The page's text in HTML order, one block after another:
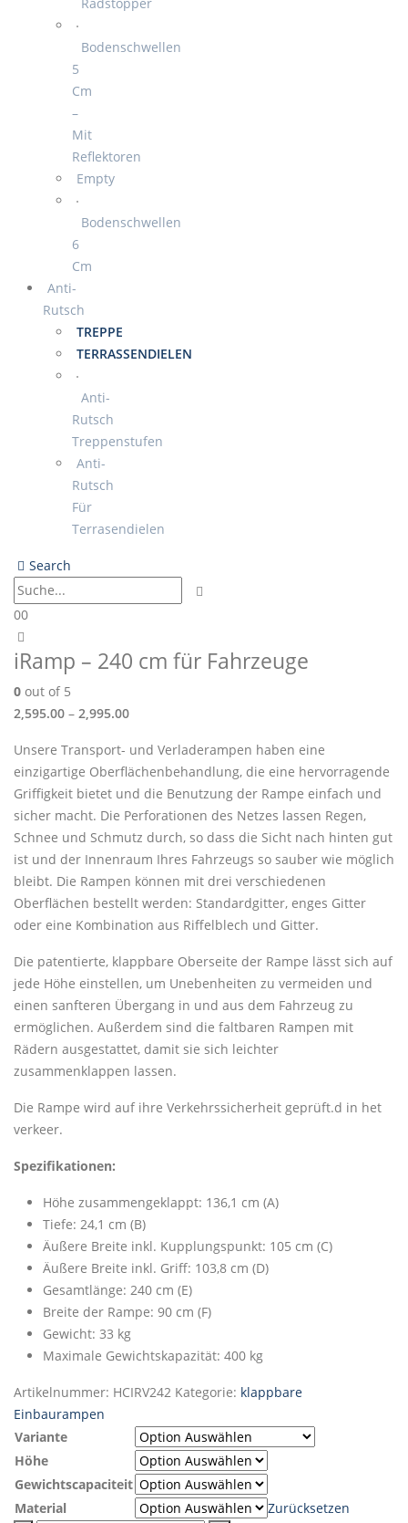
Bodenschwellen
5
Cm
–
Mit
Reflektoren
Empty
Bodenschwellen
6
Cm
Anti-
Rutsch
TREPPE
TERRASSENDIELEN
Anti-
Rutsch
Treppenstufen
Anti-
Rutsch
Für
Terrasendielen
Search
00
iRamp – 240 cm für Fahrzeuge
0 out of 5
2,595.00 – 2,995.00Preisspanne:
bis
€2,995.00
Unsere Transport- und Verladerampen haben eine
einzigartige Oberflächenbehandlung, die eine hervorragende
Griffigkeit bietet und die Benutzung der Rampe einfach und
sicher macht. Die Perforationen des Netzes lassen Regen,
Schnee und Schmutz durch, so dass die Sicht nach hinten gut
ist und der Innenraum Ihres Fahrzeugs so sauber wie möglich
bleibt. Die Rampen können mit drei verschiedenen
Oberflächen bestellt werden: Standardgitter, enges Gitter
oder eine Kombination aus Riffelblech und Gitter.
Die patentierte, klappbare Oberseite der Rampe lässt sich auf
jede Höhe einstellen, um Unebenheiten zu vermeiden und
einen sanfteren Übergang in und aus dem Fahrzeug zu
ermöglichen. Außerdem sind die faltbaren Rampen mit
Rädern ausgestattet, damit sie sich leichter
zusammenklappen lassen.
Die Rampe wird auf ihre Verkehrssicherheit geprüft.d in het
verkeer.
Spezifikationen:
Höhe zusammengeklappt: 136,1 cm (A)
Tiefe: 24,1 cm (B)
Äußere Breite inkl. Kupplungspunkt: 105 cm (C)
Äußere Breite inkl. Griff: 103,8 cm (D)
Gesamtlänge: 240 cm (E)
Breite der Rampe: 90 cm (F)
Gewicht: 33 kg
Maximale Gewichtskapazität: 400 kg
Artikelnummer: HCIRV242 Kategorie: klappbare
Einbaurampen
Variante
Höhe
Gewichtscapaciteit
Material
Zurücksetzen